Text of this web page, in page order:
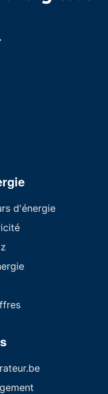
d'énergie